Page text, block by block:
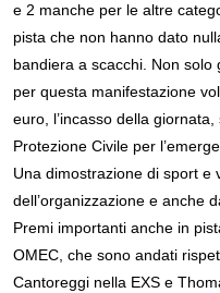
e 2 manche per le altre
pista che non hanno dato
bandiera a scacchi. Non
per questa manifestazione
euro, l’incasso della
Protezione Civile per
Una dimostrazione di sport e
dell’organizzazione e anche
Premi importanti anche in
OMEC, che sono andati
Cantoreggi nella EXS e